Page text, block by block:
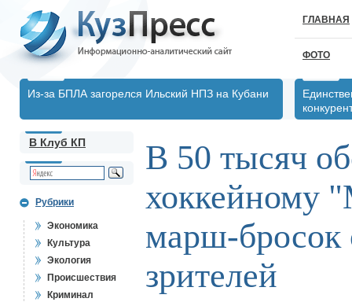
ГЛАВНАЯ
ФОТО
Из-за БПЛА загорелся Ильский НПЗ на Кубани
В Клуб КП
Рубрики
Экономика
Культура
Экология
Происшествия
Криминал
В 50 тысяч
хоккейному
марш-бросок
зрителей